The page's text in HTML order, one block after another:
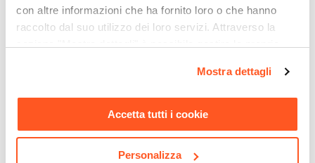
con altre informazioni che ha fornito loro o che hanno
raccolto dal suo utilizzo dei loro servizi. Attraverso la
momento. Per maggiori informazioni si invita a leggere la
Mostra dettagli
Accetta tutti i cookie
Personalizza